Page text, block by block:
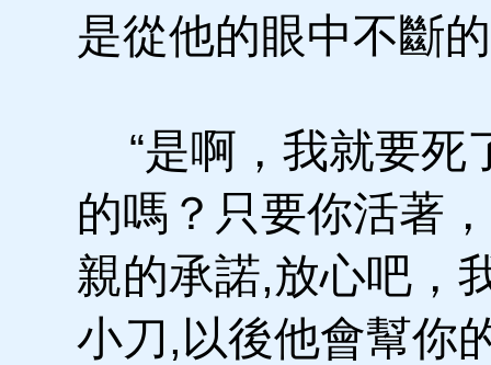
是從他的眼中不斷
“是啊，我就要死
的嗎？只要你活著
親的承諾,放心吧，
小刀,以後他會幫你